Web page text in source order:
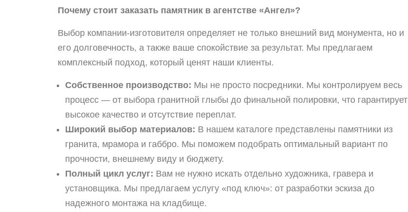
Почему стоит заказать памятник в агентстве «Ангел»?
Выбор компании-изготовителя определяет не только внешний вид монумента, но и
его долговечность, а также ваше спокойствие за результат. Мы предлагаем
комплексный подход, который ценят наши клиенты.
Собственное производство: Мы не просто посредники. Мы контролируем весь
процесс — от выбора гранитной глыбы до финальной полировки, что гарантирует
высокое качество и отсутствие переплат.
Широкий выбор материалов: В нашем каталоге представлены памятники из
гранита, мрамора и габбро. Мы поможем подобрать оптимальный вариант по
прочности, внешнему виду и бюджету.
Полный цикл услуг: Вам не нужно искать отдельно художника, гравера и
установщика. Мы предлагаем услугу «под ключ»: от разработки эскиза до
надежного монтажа на кладбище.